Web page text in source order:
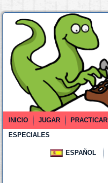
INICIO JUGAR PRACTICAR
ESPECIALES
ESPAÑOL